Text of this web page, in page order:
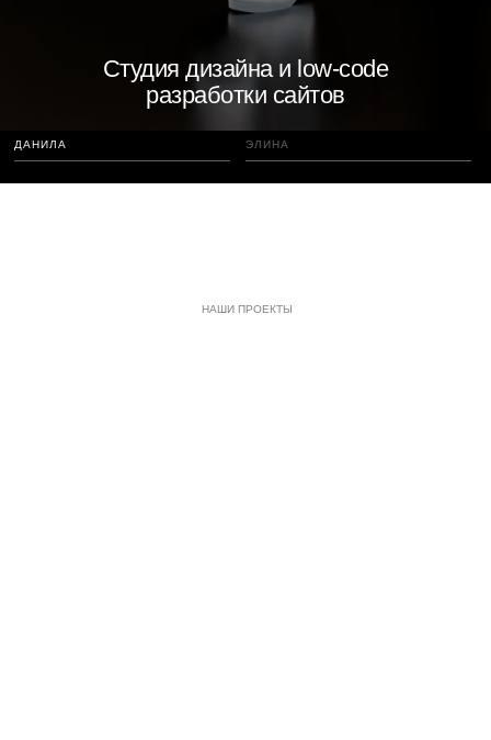
ДАНИЛА ЭЛИНА
Cтудия дизайна и low-code
разработки сайтов
НАШИ ПРОЕКТЫ